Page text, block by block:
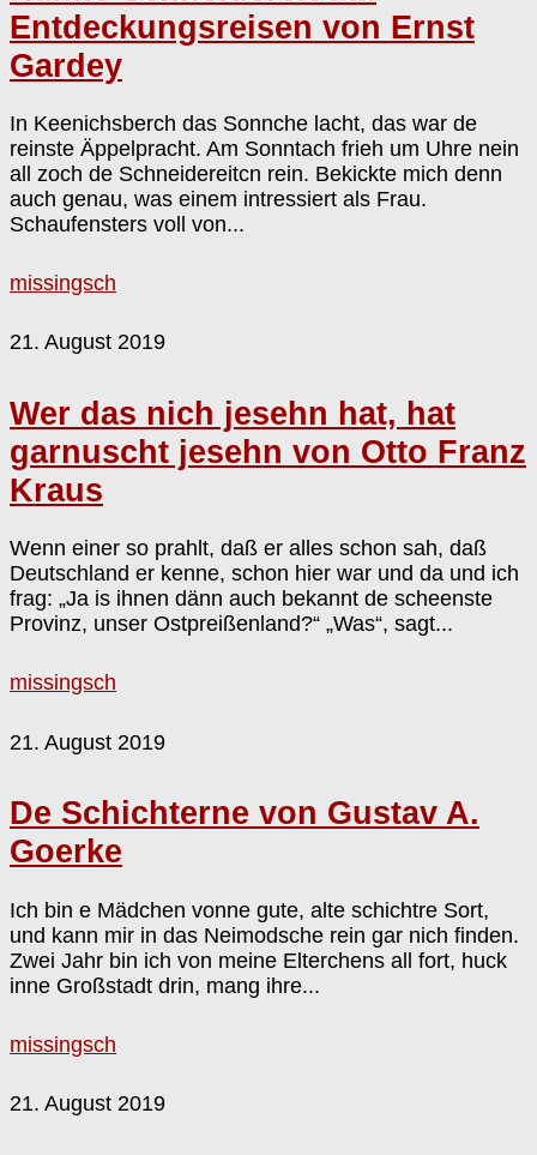
Entdeckungsreisen von Ernst
Gardey
In Keenichsberch das Sonnche lacht, das war de
reinste Äppelpracht. Am Sonntach frieh um Uhre nein
all zoch de Schneidereitcn rein. Bekickte mich denn
auch genau, was einem intressiert als Frau.
Schaufensters voll von...
missingsch
21. August 2019
Wer das nich jesehn hat, hat
garnuscht jesehn von Otto Franz
Kraus
Wenn einer so prahlt, daß er alles schon sah, daß
Deutschland er kenne, schon hier war und da und ich
frag: „Ja is ihnen dänn auch bekannt de scheenste
Provinz, unser Ostpreißenland?“ „Was“, sagt...
missingsch
21. August 2019
De Schichterne von Gustav A.
Goerke
Ich bin e Mädchen vonne gute, alte schichtre Sort,
und kann mir in das Neimodsche rein gar nich finden.
Zwei Jahr bin ich von meine Elterchens all fort, huck
inne Großstadt drin, mang ihre...
missingsch
21. August 2019